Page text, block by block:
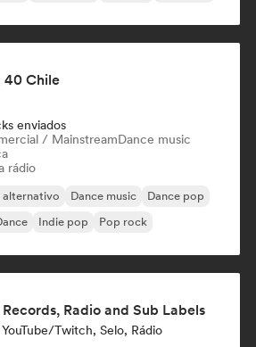
40 Chile
enviados
/ MainstreamDance music
rádio
alternativo Dance music
Dance pop
Indie pop Pop rock
Radio and Sub Labels
Twitch, Selo, Rádio